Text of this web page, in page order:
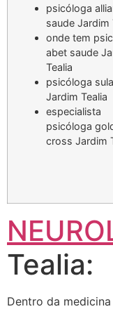
psicóloga
saude Jardim
onde tem
abet saude
Tealia
psicóloga
Jardim Tealia
especialista
psicóloga
cross Jardim
Tealia:
Dentro da